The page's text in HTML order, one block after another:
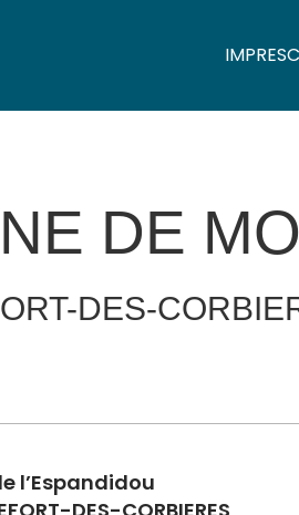
DE
DES-
l’Espandidou